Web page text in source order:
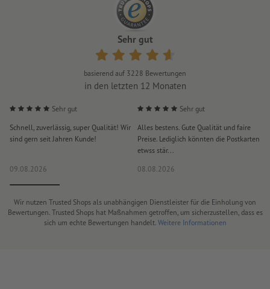
Sehr gut
basierend auf 3228 Bewertungen
in den letzten 12 Monaten
Sehr gut
Schnell, zuverlässig, super Qualität! Wir
sind gern seit Jahren Kunde!
09.08.2026
Sehr gut
Alles bestens. Gute Qualität und faire
Preise. Lediglich könnten die Postkarten
etwss stär...
08.08.2026
Wir nutzen Trusted Shops als unabhängigen Dienstleister für die Einholung von
Bewertungen. Trusted Shops hat Maßnahmen getroffen, um sicherzustellen, dass es
sich um echte Bewertungen handelt. Weitere Informationen